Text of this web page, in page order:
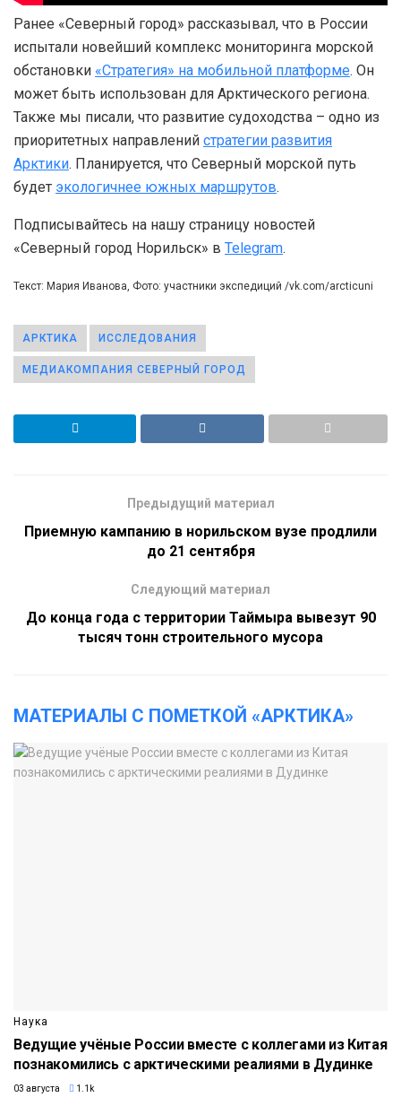
Ранее «Северный город» рассказывал, что в России
испытали новейший комплекс мониторинга морской
обстановки «Стратегия» на мобильной платформе. Он
может быть использован для Арктического региона.
Также мы писали, что развитие судоходства – одно из
приоритетных направлений стратегии развития
Арктики. Планируется, что Северный морской путь
будет экологичнее южных маршрутов.
Подписывайтесь на нашу страницу новостей
«Северный город Норильск» в Telegram.
Текст: Мария Иванова, Фото: участники экспедиций /vk.com/arcticuni
АРКТИКА ИССЛЕДОВАНИЯ
МЕДИАКОМПАНИЯ СЕВЕРНЫЙ ГОРОД
Предыдущий материал
Приемную кампанию в норильском вузе продлили
до 21 сентября
Следующий материал
До конца года с территории Таймыра вывезут 90
тысяч тонн строительного мусора
МАТЕРИАЛЫ С ПОМЕТКОЙ «АРКТИКА»
Наука
Ведущие учёные России вместе с коллегами из Китая
познакомились с арктическими реалиями в Дудинке
03 августа 1.1k